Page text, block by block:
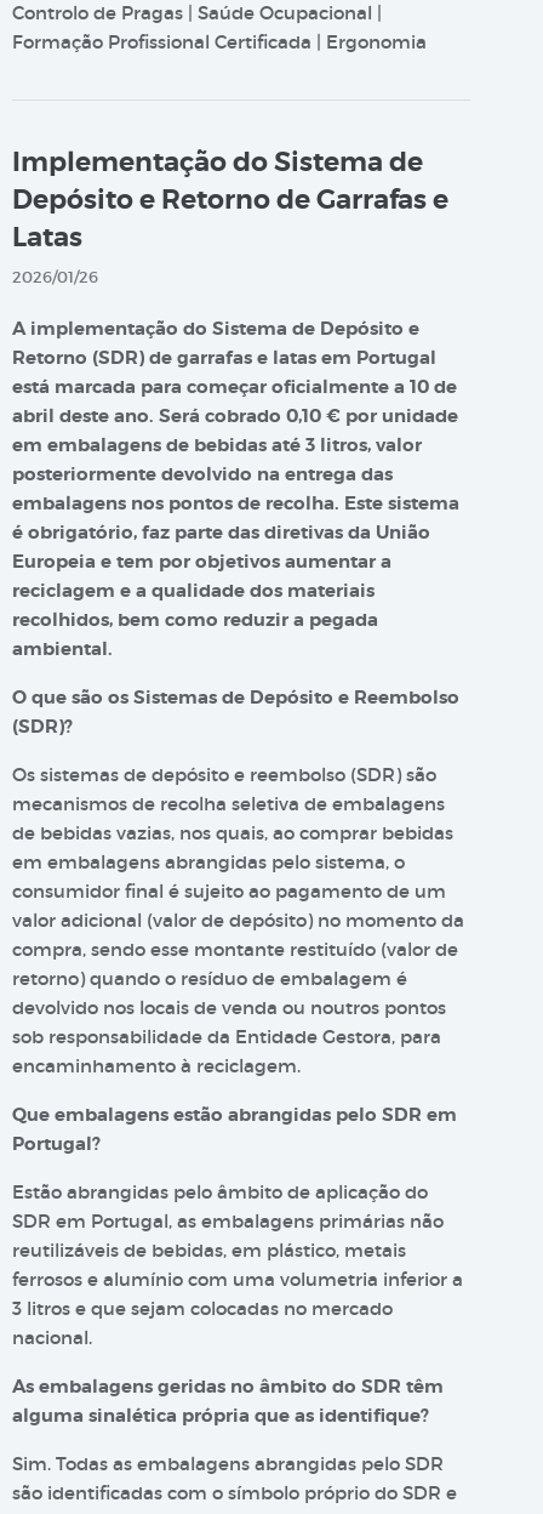
Controlo de Pragas | Saúde Ocupacional |
Formação Profissional Certificada | Ergonomia
Implementação do Sistema de
Depósito e Retorno de Garrafas e
Latas
2026/01/26
A implementação do Sistema de Depósito e
Retorno (SDR) de garrafas e latas em Portugal
está marcada para começar oficialmente a 10 de
abril deste ano. Será cobrado 0,10 € por unidade
em embalagens de bebidas até 3 litros, valor
posteriormente devolvido na entrega das
embalagens nos pontos de recolha. Este sistema
é obrigatório, faz parte das diretivas da União
Europeia e tem por objetivos aumentar a
reciclagem e a qualidade dos materiais
recolhidos, bem como reduzir a pegada
ambiental.
O que são os Sistemas de Depósito e Reembolso
(SDR)?
Os sistemas de depósito e reembolso (SDR) são
mecanismos de recolha seletiva de embalagens
de bebidas vazias, nos quais, ao comprar bebidas
em embalagens abrangidas pelo sistema, o
consumidor final é sujeito ao pagamento de um
valor adicional (valor de depósito) no momento da
compra, sendo esse montante restituído (valor de
retorno) quando o resíduo de embalagem é
devolvido nos locais de venda ou noutros pontos
sob responsabilidade da Entidade Gestora, para
encaminhamento à reciclagem.
Que embalagens estão abrangidas pelo SDR em
Portugal?
Estão abrangidas pelo âmbito de aplicação do
SDR em Portugal, as embalagens primárias não
reutilizáveis de bebidas, em plástico, metais
ferrosos e alumínio com uma volumetria inferior a
3 litros e que sejam colocadas no mercado
nacional.
As embalagens geridas no âmbito do SDR têm
alguma sinalética própria que as identifique?
Sim. Todas as embalagens abrangidas pelo SDR
são identificadas com o símbolo próprio do SDR e